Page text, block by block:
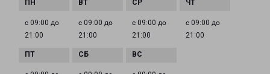
с 09:00 до
21:00
с 09:00 до
21:00
с 09:00 до
21:00
с 09:00 до
21:00